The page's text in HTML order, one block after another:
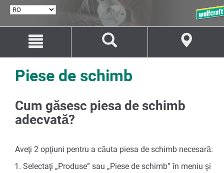
SELECTARE
conținut
navigare
Piese de schimb
Cum găsesc piesa de schimb
adecvată?
Aveţi 2 opţiuni pentru a căuta piesa de schimb necesară:
Selectaţi „Produse” sau „Piese de schimb” în meniu şi